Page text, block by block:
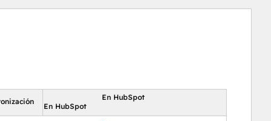
En HubSpot
En HubSpot